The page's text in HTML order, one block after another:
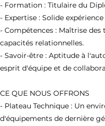
- Formation : Titulaire du
- Expertise : Solide
- Compétences : Maîtrise
capacités relationnelles.
- Savoir-être : Aptitude à
esprit d'équipe et de
CE QUE NOUS OFFRONS
- Plateau Technique : Un
d'équipements de dernière